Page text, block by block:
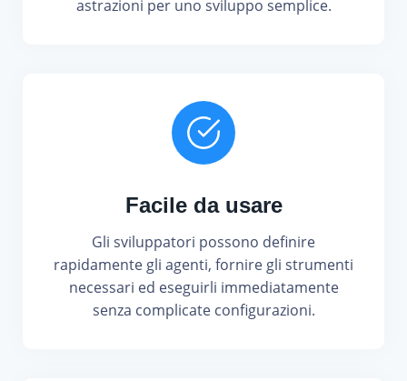
astrazioni per uno sviluppo semplice.
Facile da usare
Gli sviluppatori possono definire
rapidamente gli agenti, fornire gli strumenti
necessari ed eseguirli immediatamente
senza complicate configurazioni.